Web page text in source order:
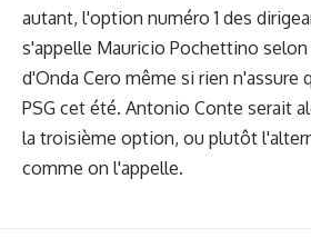
autant, l'option numéro 1 des
s'appelle Mauricio Pochettino
d'Onda Cero même si rien n'assure
PSG cet été. Antonio Conte serait
la troisième option, ou plutôt
comme on l'appelle.